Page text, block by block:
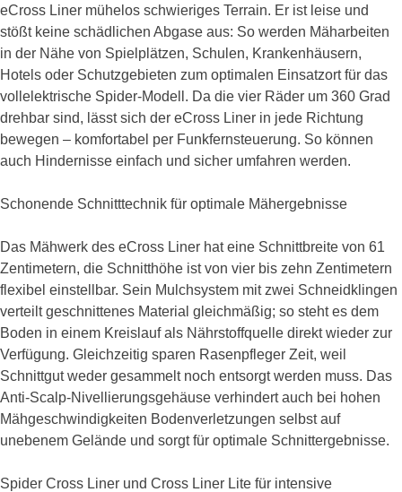
eCross Liner mühelos schwieriges Terrain. Er ist leise und
stößt keine schädlichen Abgase aus: So werden Mäharbeiten
in der Nähe von Spielplätzen, Schulen, Krankenhäusern,
Hotels oder Schutzgebieten zum optimalen Einsatzort für das
vollelektrische Spider-Modell. Da die vier Räder um 360 Grad
drehbar sind, lässt sich der eCross Liner in jede Richtung
bewegen – komfortabel per Funkfernsteuerung. So können
auch Hindernisse einfach und sicher umfahren werden.
Schonende Schnitttechnik für optimale Mähergebnisse
Das Mähwerk des eCross Liner hat eine Schnittbreite von 61
Zentimetern, die Schnitthöhe ist von vier bis zehn Zentimetern
flexibel einstellbar. Sein Mulchsystem mit zwei Schneidklingen
verteilt geschnittenes Material gleichmäßig; so steht es dem
Boden in einem Kreislauf als Nährstoffquelle direkt wieder zur
Verfügung. Gleichzeitig sparen Rasenpfleger Zeit, weil
Schnittgut weder gesammelt noch entsorgt werden muss. Das
Anti-Scalp-Nivellierungsgehäuse verhindert auch bei hohen
Mähgeschwindigkeiten Bodenverletzungen selbst auf
unebenem Gelände und sorgt für optimale Schnittergebnisse.
Spider Cross Liner und Cross Liner Lite für intensive